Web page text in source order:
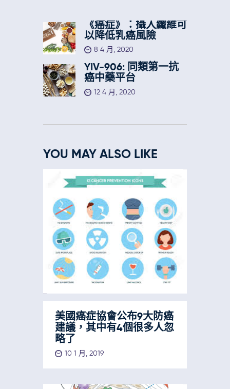
《癌症》：攝入纖維可
以降低乳癌風險
8 4 月, 2020
YIV-906: 同類第一抗
癌中藥平台
12 4 月, 2020
YOU MAY ALSO LIKE
美國癌症協會公布9大防癌
建議，其中有4個很多人忽
略了
10 1 月, 2019